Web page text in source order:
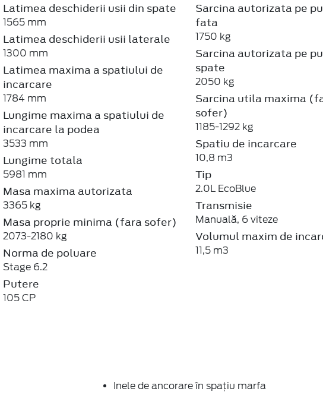
Latimea deschiderii usii din spate
1565 mm
Latimea deschiderii usii laterale
1300 mm
Latimea maxima a spatiului de
incarcare
1784 mm
Lungime maxima a spatiului de
incarcare la podea
3533 mm
Lungime totala
5981 mm
Masa maxima autorizata
3365 kg
Masa proprie minima (fara sofer)
2073-2180 kg
Norma de poluare
Stage 6.2
Putere
105 CP
Sarcina autorizata pe
fata
1750 kg
Sarcina autorizata pe
spate
2050 kg
Sarcina utila maxima
sofer)
1185-1292 kg
Spatiu de incarcare
10,8 m3
Tip
2.0L EcoBlue
Transmisie
Manuală, 6 viteze
Volumul maxim de
11,5 m3
Inele de ancorare în spaţiu marfa